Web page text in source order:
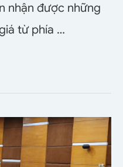
nhận được những
từ phía …